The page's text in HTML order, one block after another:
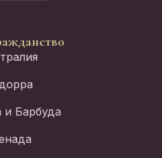
и Барбуда